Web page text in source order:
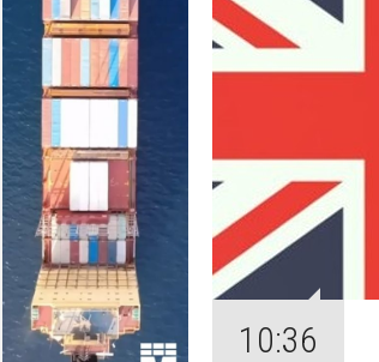
10:36